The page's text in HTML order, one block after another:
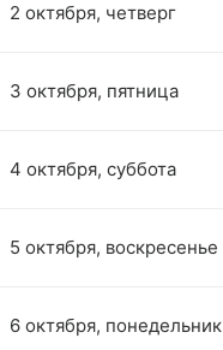
2 октября, четверг
3 октября, пятница
4 октября, суббота
5 октября, воскресенье
6 октября, понедельник